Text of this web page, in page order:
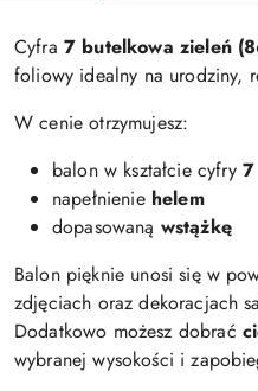
Cyfra 7 butelkowa zieleń
foliowy idealny na urodziny,
W cenie otrzymujesz:
balon w kształcie cyfry7
napełnienie helem
dopasowaną wstążkę
Balon pięknie unosi się w
zdjęciach oraz dekoracjach
Dodatkowo możesz dobrać
wybranej wysokości i